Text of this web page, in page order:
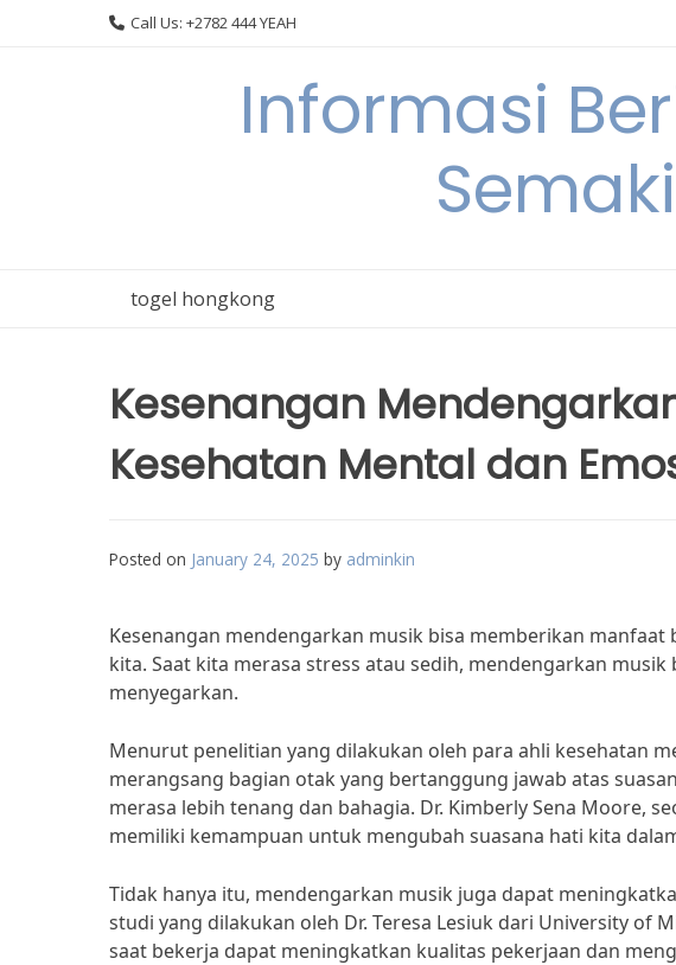
Call Us: +2782 444 YEAH
Informasi
togel hongkong
Kesenangan
Kesehatan Mental dan
Posted on January 24, 2025 by adminkin
Kesenangan mendengarkan musik bisa memberikan
kita. Saat kita merasa stress atau sedih, mendengarkan
menyegarkan.
Menurut penelitian yang dilakukan oleh para ahli kesehatan
merangsang bagian otak yang bertanggung jawab atas
merasa lebih tenang dan bahagia. Dr. Kimberly Sena Moore,
memiliki kemampuan untuk mengubah suasana hati kita
Tidak hanya itu, mendengarkan musik juga dapat
studi yang dilakukan oleh Dr. Teresa Lesiuk dari University of
saat bekerja dapat meningkatkan kualitas pekerjaan dan